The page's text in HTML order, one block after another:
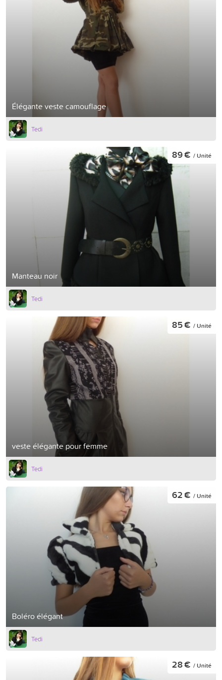
Élégante veste camouflage
Tedi
Manteau noir
89 € / Unité
Tedi
veste élégante pour femme
85 € / Unité
Tedi
Boléro élégant
62 € / Unité
Tedi
28 € / Unité